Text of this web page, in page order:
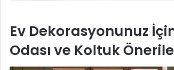
Ev Dekorasyonunuz
Odası ve Koltuk